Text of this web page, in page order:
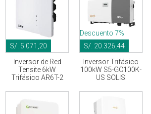
S/. 5.071,20
Inversor de Red
Tensite 6kW
Trifásico AR6T-2
S/. 20.326,44
Descuento 7%
Inversor Trifásico
100kW S5-GC100K-
US SOLIS